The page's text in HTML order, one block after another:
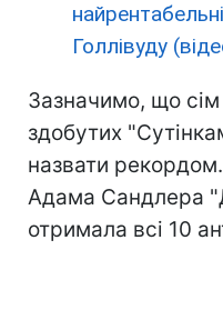
Голлівуду
Зазначимо, що
здобутих
назвати
Адама Сандлера
отримала всі 10